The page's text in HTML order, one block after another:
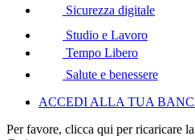
Sicurezza digitale
Studio e Lavoro
Tempo Libero
Salute e benessere
ACCEDI ALLA TUA
Per favore, clicca qui per ricaricare